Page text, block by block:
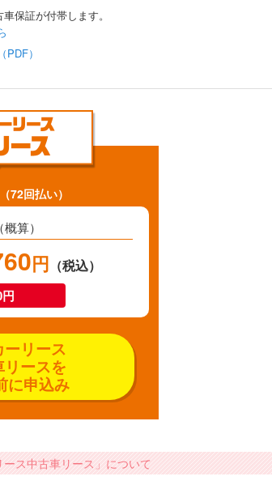
保証が付帯します。
）
（72回払い）
算）
円 （税込）
ーリース
ースを
に申込み
ス中古車リース」について